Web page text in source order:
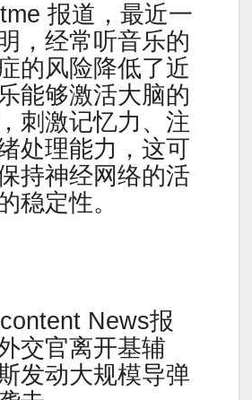
报道，最近一
，经常听音乐的
的风险降低了近
能够激活大脑的
刺激记忆力、注
处理能力，这可
持神经网络的活
稳定性。
News报
交官离开基辅
发动大规模导弹